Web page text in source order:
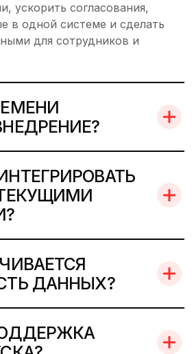
ускорить согласования,
в одной системе и сделать
для сотрудников и
ДАННЫХ?